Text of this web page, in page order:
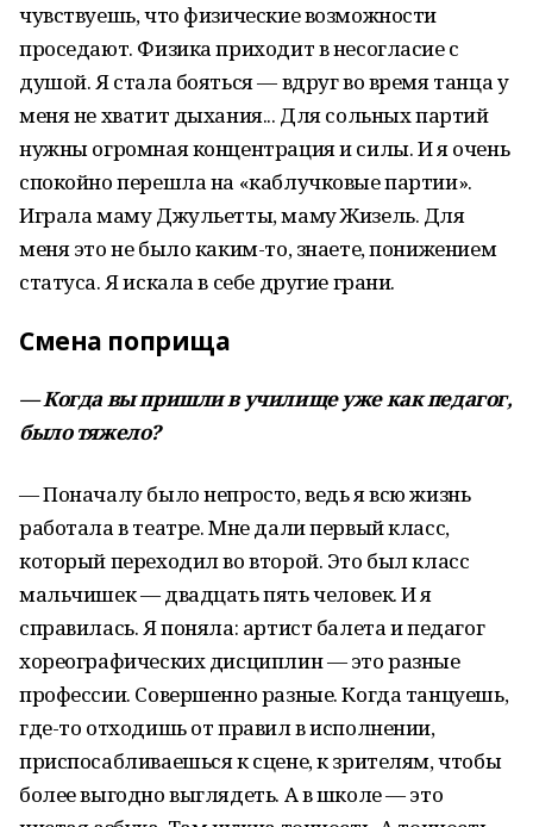
чувствуешь, что физические возможности
проседают. Физика приходит в несогласие с
душой. Я стала бояться — вдруг во время танца у
меня не хватит дыхания... Для сольных партий
нужны огромная концентрация и силы. И я очень
спокойно перешла на «каблучковые партии».
Играла маму Джульетты, маму Жизель. Для
меня это не было каким-то, знаете, понижением
статуса. Я искала в себе другие грани.
Смена поприща
— Когда вы пришли в училище уже как педагог,
было тяжело?
— Поначалу было непросто, ведь я всю жизнь
работала в театре. Мне дали первый класс,
который переходил во второй. Это был класс
мальчишек — двад­цать пять человек. И я
справилась. Я поняла: артист балета и педагог
хореографических дисциплин — это разные
профессии. Совершенно разные. Когда танцуешь,
где-то отходишь от правил в исполнении,
приспосабливаешься к сцене, к зрителям, чтобы
более выгодно выглядеть. А в школе — это